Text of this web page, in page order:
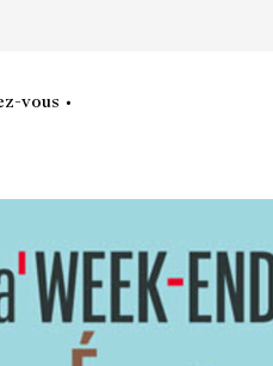
vous